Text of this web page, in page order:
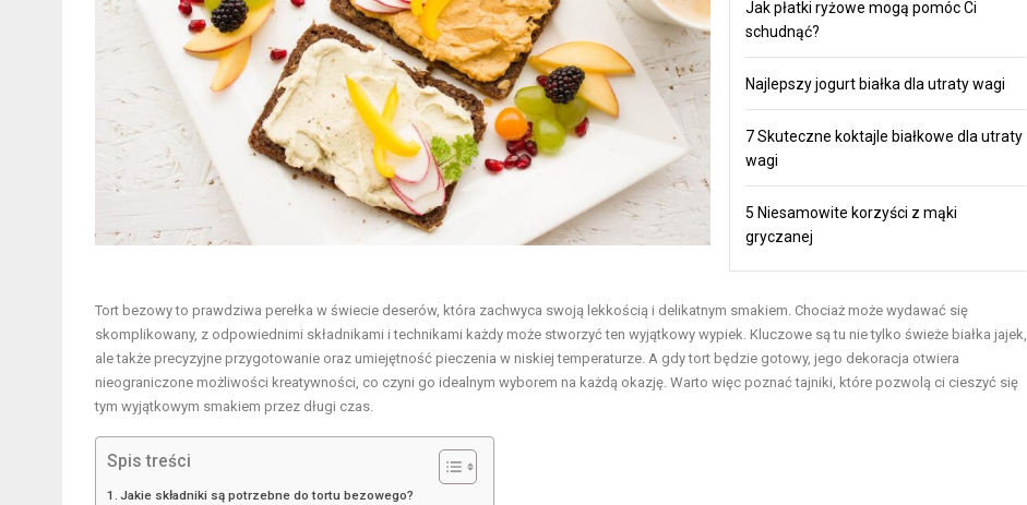
Jak płatki ryżowe mogą pomóc Ci
schudnąć?
Najlepszy jogurt białka dla utraty wagi
7 Skuteczne koktajle białkowe dla utraty
wagi
5 Niesamowite korzyści z mąki
gryczanej
Tort bezowy to prawdziwa perełka w świecie deserów, która zachwyca swoją lekkością i delikatnym smakiem. Chociaż może wydawać się
skomplikowany, z odpowiednimi składnikami i technikami każdy może stworzyć ten wyjątkowy wypiek. Kluczowe są tu nie tylko świeże białka jajek,
ale także precyzyjne przygotowanie oraz umiejętność pieczenia w niskiej temperaturze. A gdy tort będzie gotowy, jego dekoracja otwiera
nieograniczone możliwości kreatywności, co czyni go idealnym wyborem na każdą okazję. Warto więc poznać tajniki, które pozwolą ci cieszyć się
tym wyjątkowym smakiem przez długi czas.
Spis treści
Jakie składniki są potrzebne do tortu bezowego?